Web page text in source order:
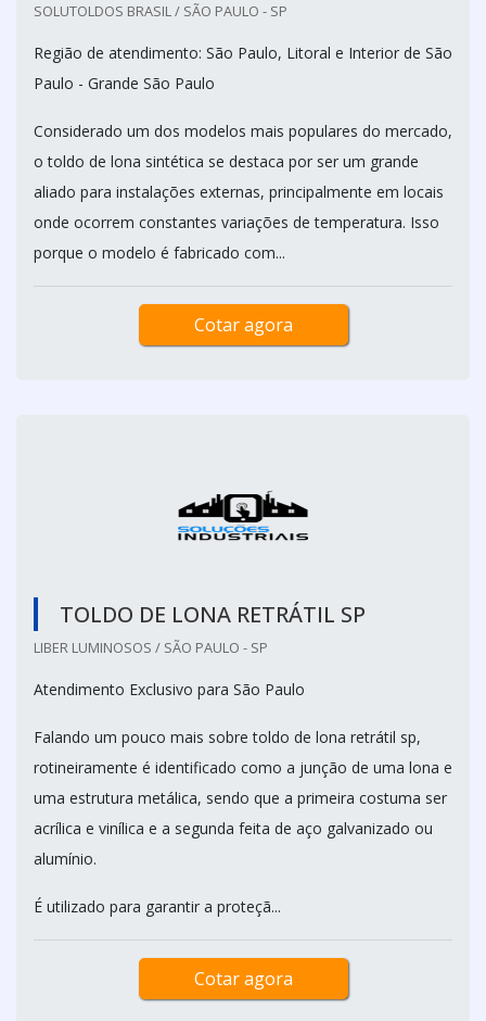
SOLUTOLDOS BRASIL / SÃO PAULO - SP
Região de atendimento: São Paulo, Litoral e Interior de São
Paulo - Grande São Paulo
Considerado um dos modelos mais populares do mercado,
o toldo de lona sintética se destaca por ser um grande
aliado para instalações externas, principalmente em locais
onde ocorrem constantes variações de temperatura. Isso
porque o modelo é fabricado com...
Cotar agora
TOLDO DE LONA RETRÁTIL SP
LIBER LUMINOSOS / SÃO PAULO - SP
Atendimento Exclusivo para São Paulo
Falando um pouco mais sobre toldo de lona retrátil sp,
rotineiramente é identificado como a junção de uma lona e
uma estrutura metálica, sendo que a primeira costuma ser
acrílica e vinílica e a segunda feita de aço galvanizado ou
alumínio.
É utilizado para garantir a proteçã...
Cotar agora